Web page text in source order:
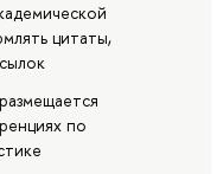
цитаты,
по